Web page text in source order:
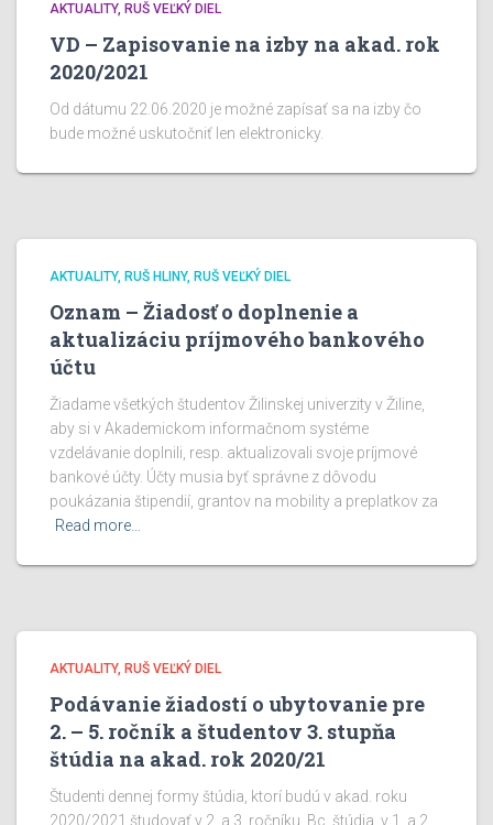
AKTUALITY RUŠ VEĽKÝ DIEL
VD – Zapisovanie na izby na akad. rok
2020/2021
Od dátumu 22.06.2020 je možné zapísať sa na izby čo
bude možné uskutočniť len elektronicky.
AKTUALITY RUŠ HLINY RUŠ VEĽKÝ DIEL
Oznam – Žiadosť o doplnenie a
aktualizáciu príjmového bankového
účtu
Žiadame všetkých študentov Žilinskej univerzity v Žiline,
aby si v Akademickom informačnom systéme
vzdelávanie doplnili, resp. aktualizovali svoje príjmové
bankové účty. Účty musia byť správne z dôvodu
poukázania štipendií, grantov na mobility a preplatkov za
Read more…
AKTUALITY RUŠ VEĽKÝ DIEL
Podávanie žiadostí o ubytovanie pre
2. – 5. ročník a študentov 3. stupňa
štúdia na akad. rok 2020/21
Študenti dennej formy štúdia, ktorí budú v akad. roku
2020/2021 študovať v 2. a 3. ročníku Bc. štúdia, v 1. a 2.